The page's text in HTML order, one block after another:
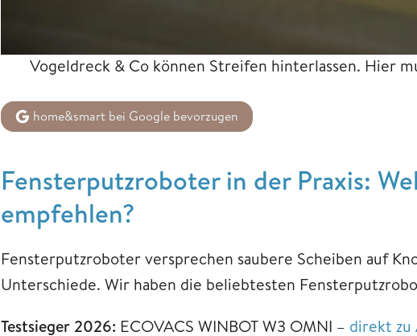
Vogeldreck & Co können Streifen hinterlassen. Hier
home&smart bei Google bevorzugen
Fensterputzroboter in der Praxis:
empfehlen?
Fensterputzroboter versprechen saubere Scheiben auf
Unterschiede. Wir haben die beliebtesten
Testsieger 2026: ECOVACS WINBOT W3 OMNI – direkt zu